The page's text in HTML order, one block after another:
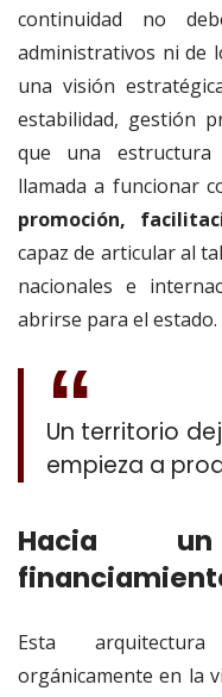
continuidad no
administrativos ni de
una visión
estabilidad, gestión
que una estructura
llamada a funcionar
promoción,
capaz de articular al
nacionales e
abrirse para el estado.
Un territorio
empieza a
Hacia
Esta
orgánicamente en la